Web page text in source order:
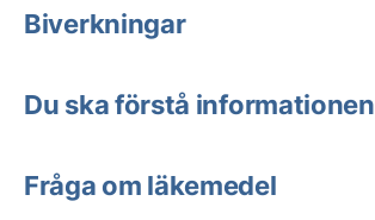
Biverkningar
Du ska förstå informationen
Fråga om läkemedel